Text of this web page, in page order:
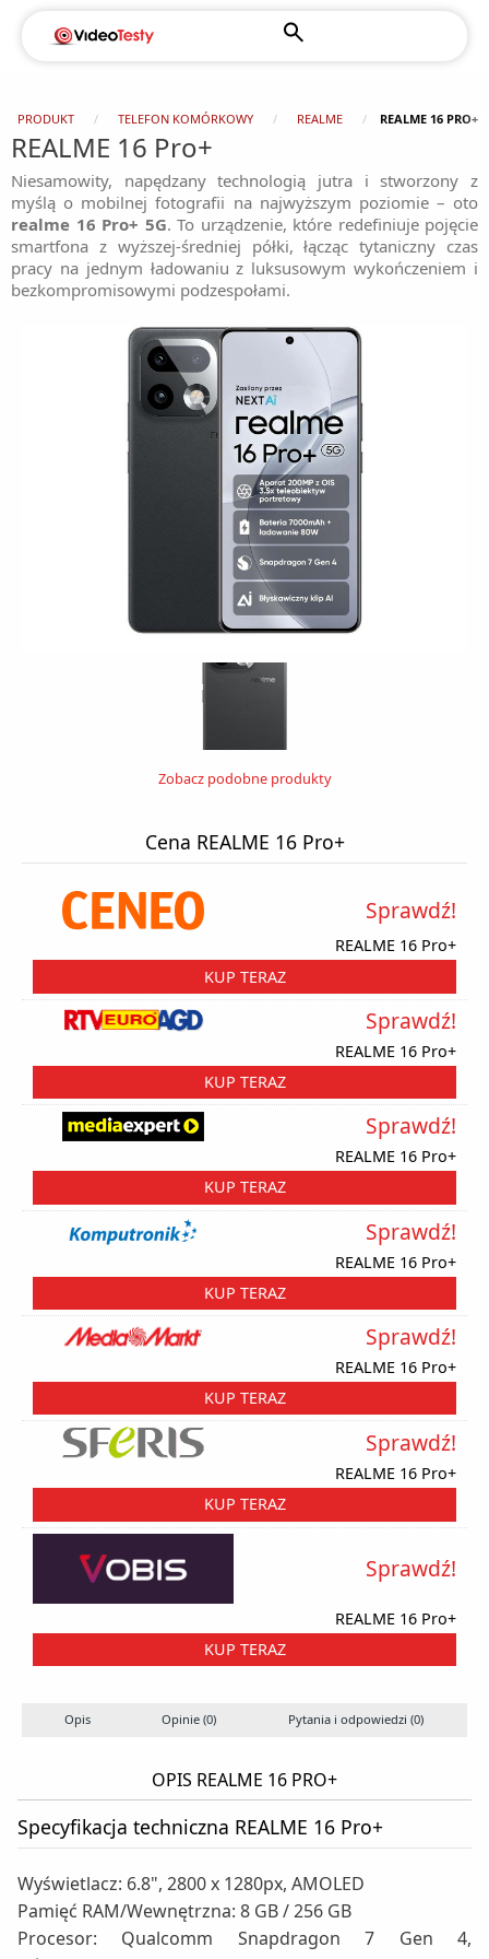
PRODUKT TELEFON KOMÓRKOWY REALME REALME 16 PRO+
REALME 16 Pro+
Niesamowity, napędzany technologią jutra i stworzony z
myślą o mobilnej fotografii na najwyższym poziomie – oto
realme 16 Pro+ 5G. To urządzenie, które redefiniuje pojęcie
smartfona z wyższej-średniej półki, łącząc tytaniczny czas
pracy na jednym ładowaniu z luksusowym wykończeniem i
bezkompromisowymi podzespołami.
Zobacz podobne produkty
Cena REALME 16 Pro+
REALME 16 Pro+
Sprawdź!
KUP TERAZ
REALME 16 Pro+
Sprawdź!
KUP TERAZ
REALME 16 Pro+
Sprawdź!
KUP TERAZ
REALME 16 Pro+
Sprawdź!
KUP TERAZ
REALME 16 Pro+
Sprawdź!
KUP TERAZ
REALME 16 Pro+
Sprawdź!
KUP TERAZ
REALME 16 Pro+
Sprawdź!
KUP TERAZ
Opis Opinie (0) Pytania i odpowiedzi (0)
OPIS REALME 16 PRO+
Specyfikacja techniczna REALME 16 Pro+
Wyświetlacz: 6.8", 2800 x 1280px, AMOLED
Pamięć RAM/Wewnętrzna: 8 GB / 256 GB
Procesor: Qualcomm Snapdragon 7 Gen 4,